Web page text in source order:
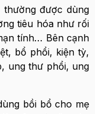
được dùng
tiêu hóa như rối
tính… Bên cạnh
bổ phổi, kiện tỳ,
ung thư phổi, ung
bồi bổ cho mẹ